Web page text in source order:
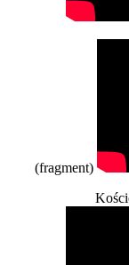
(fragment)